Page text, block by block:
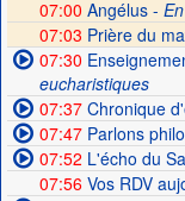
07:00 Angélus -
07:03 Prière du
07:30
eucharistiques
07:37Chronique
07:47Parlons philo
07:52 L'écho du
07:56Vos RDV